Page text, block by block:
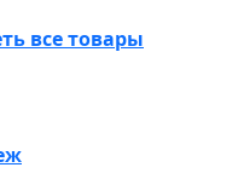
все товары